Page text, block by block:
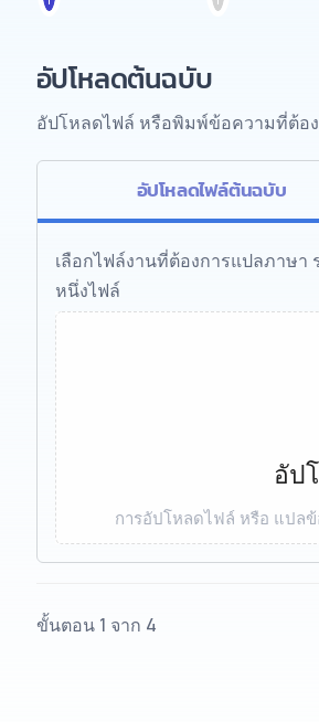
อัปโหลดต้นฉบับ
อัปโหลดไฟล์ หรือพิมพ์ข้อความที่ต้อ
อัปโหลดไฟล์ต้นฉบับ
เลือกไฟล์งานที่ต้องการแปลภาษา
หนึ่งไฟล์
อัป
การอัปโหลดไฟล์ หรือ แปลข้
ขั้นตอน 1 จาก 4